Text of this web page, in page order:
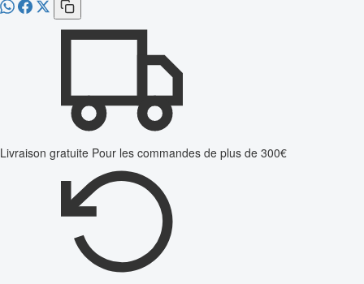
Livraison gratuite Pour les commandes de plus de 300€